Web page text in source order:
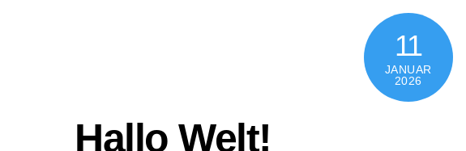
11
JANUAR
2026
Hallo Welt!